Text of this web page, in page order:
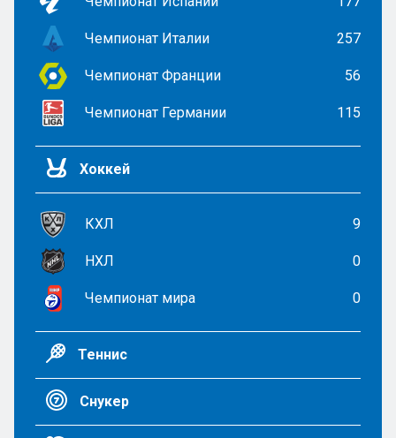
Чемпионат Италии 257
Чемпионат Франции 56
Чемпионат Германии 115
Хоккей
КХЛ 9
НХЛ 0
Чемпионат мира 0
Теннис
Снукер